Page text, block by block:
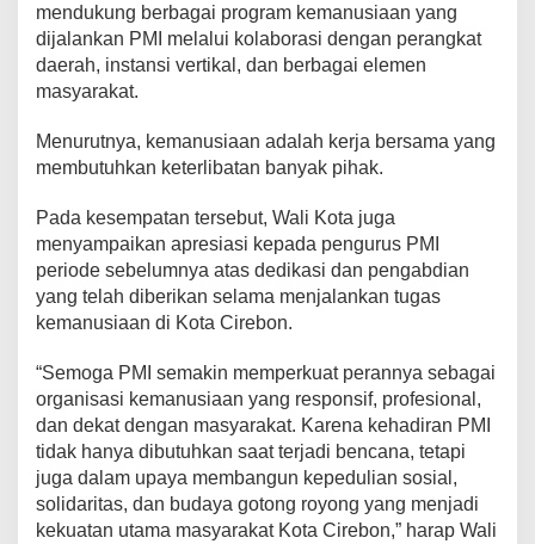
mendukung berbagai program kemanusiaan yang
dijalankan PMI melalui kolaborasi dengan perangkat
daerah, instansi vertikal, dan berbagai elemen
masyarakat.
Menurutnya, kemanusiaan adalah kerja bersama yang
membutuhkan keterlibatan banyak pihak.
Pada kesempatan tersebut, Wali Kota juga
menyampaikan apresiasi kepada pengurus PMI
periode sebelumnya atas dedikasi dan pengabdian
yang telah diberikan selama menjalankan tugas
kemanusiaan di Kota Cirebon.
“Semoga PMI semakin memperkuat perannya sebagai
organisasi kemanusiaan yang responsif, profesional,
dan dekat dengan masyarakat. Karena kehadiran PMI
tidak hanya dibutuhkan saat terjadi bencana, tetapi
juga dalam upaya membangun kepedulian sosial,
solidaritas, dan budaya gotong royong yang menjadi
kekuatan utama masyarakat Kota Cirebon,” harap Wali